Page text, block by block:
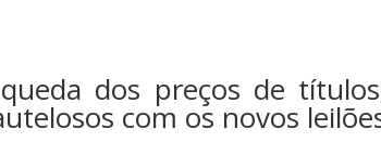
dos preços de
com os novos